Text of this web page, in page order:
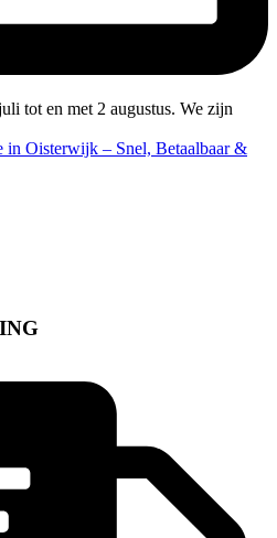
tot en met 2 augustus. We zijn